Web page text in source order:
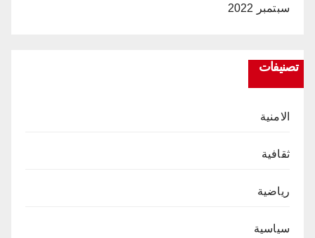
سبتمبر 2022
تصنيفات
الامنية
ثقافية
رياضية
سياسية